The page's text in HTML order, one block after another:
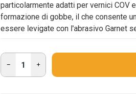
particolarmente adatti per vernici COV
formazione di gobbe, il che consente
essere levigate con l'abrasivo Garnet